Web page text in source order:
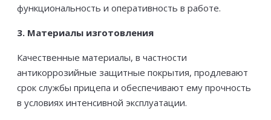
функциональность и оперативность в работе.
3. Материалы изготовления
Качественные материалы, в частности
антикоррозийные защитные покрытия, продлевают
срок службы прицепа и обеспечивают ему прочность
в условиях интенсивной эксплуатации.